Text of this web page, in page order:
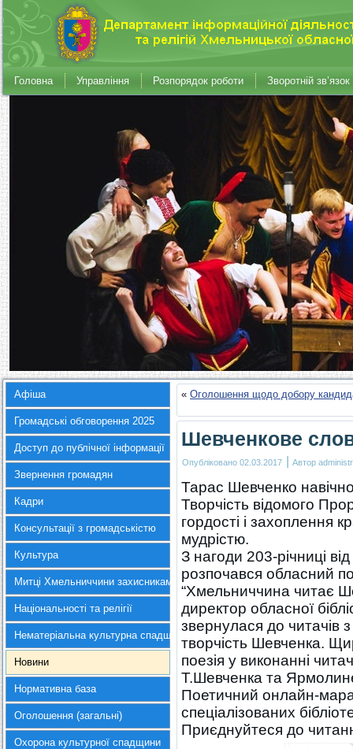
Головна Управління Розпорядок роботи Зворотній зв’язок
Афіша
Громадські обговорення 2025
Доступ до публічної інформації
Звернення громадян
Кадри
Консультації з громадськістю
Культура
Митці Хмельниччини захисникам України
Національності та релігії
Нематеріальна культурна спадщина
Новини
Нормативна база
Оголошення (загальні)
Охорона культурної спадщини
« Оголошення щодо добору
Шевченкове
Опубліковано 02.03.2017 | Автор
Тарас Шевченко
Творчість відомого
гордості і захоплення
мудрістю.
З нагоди 203-річниці
розпочався обласний
“Хмельниччина читає
директор обласної
звернулася до
творчість Шевченка.
поезія у виконанні
Т.Шевченка та
Поетичний онлайн-
спеціалізованих
Приєднуйтеся до